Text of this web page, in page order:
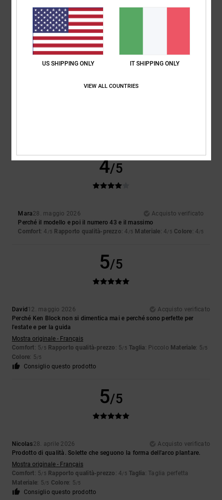
Consiglio questo prodotto
5
4/5
Mara28. maggio 2026
Acquisto verificato
Perché il modello e poi il numero 43 e il massimo
Comfort: 4 /5 Rapporto qualità-prezzo: 4 /5 Materiale: 4/5 Colore: 4/5
5/5
David 12. maggio 2026
Acquisto verificato
Perché Ken Block non si dimentica mai e perché sono perfette per
l'estate e per la guida
Mostra originale - Français
Comfort: 5/5 Rapporto qualità-prezzo : 5/5 Taglia: Piccolo Materiale: 5/5
Colore: 5/5
Consiglio questo prodotto
5/5
Nicolas28. aprile 2026
Acquisto verificato
Prodotto di qualità. Solette che seguono la forma dell'arco plantare.
Mostra originale - Français
Comfort: 5/5 Rapporto qualità-prezzo : 4/5 Taglia: Taglia perfetta
Materiale: 5/5 Colore: 5/5
Consiglio questo prodotto
US SHIPPING ONLY IT SHIPPING ONLY
VIEW ALL COUNTRIES